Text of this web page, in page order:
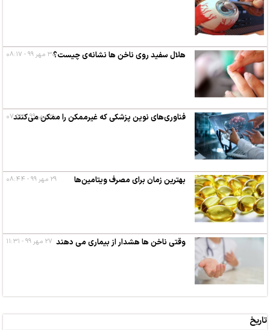
هلال سفید روی ناخن ها نشانه‌ی چیست؟۳۰ مهر ۹۹ - ۰۸:۱۷
فناوری‌های نوین پزشکی که غیرممکن را ممکن می‌کنند
۳۰ مهر ۹۹ - ۰۷:۵۳
بهترین زمان برای مصرف ویتامین‌ها ۲۹ مهر ۹۹ - ۰۸:۴۴
وقتی ناخن ها هشدار از بیماری می دهند ۲۷ مهر ۹۹ - ۱۱:۳۱
تاریخ